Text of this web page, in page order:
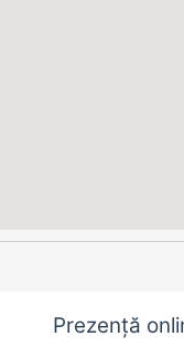
Prezență